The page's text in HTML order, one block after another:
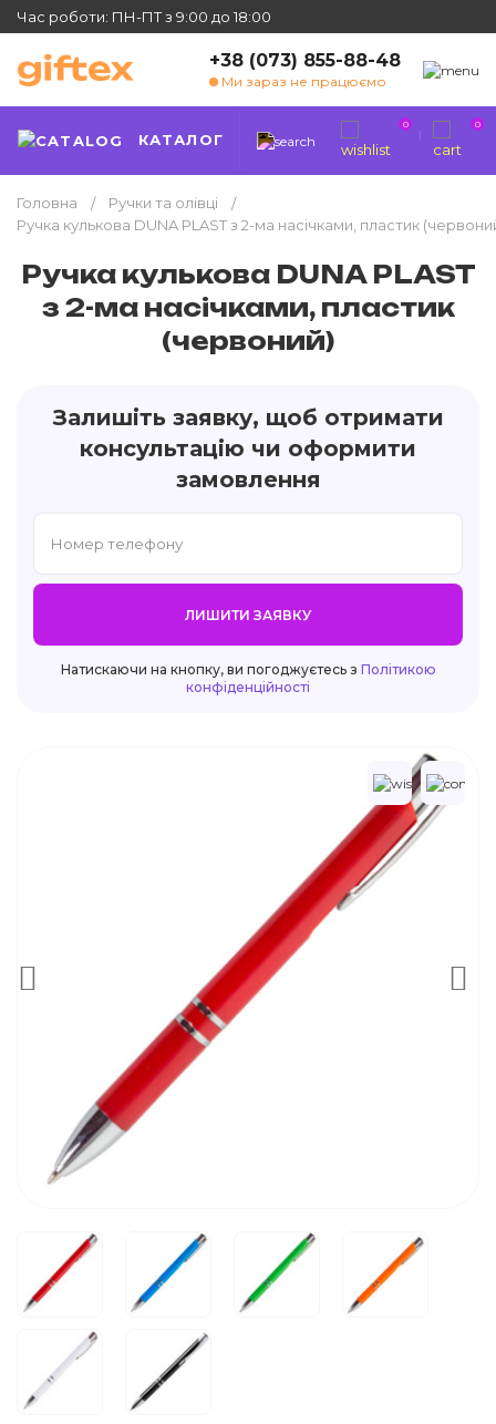
Час роботи: ПН-ПТ з 9:00 до 18:00
+38 (073) 855-88-48
Ми зараз не працюємо
КАТАЛОГ
0 0
Головна
Ручки та олівці
Ручка кулькова DUNA PLAST з 2-ма насічками, пластик
Ручка кулькова DUNA PLAST
з 2-ма насічками, пластик
(червоний)
Залишіть заявку, щоб отримати
консультацію чи оформити
замовлення
ЛИШИТИ ЗАЯВКУ
Натискаючи на кнопку, ви погоджуєтесь з Політикою
конфіденційності